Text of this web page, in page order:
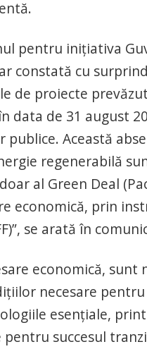
pentru inițiativa
constată cu
de proiecte
data de 31 august
Această
regenerabilă
al Green Deal
economică, prin
se arată în
economică, sunt
necesare
esențiale,
succesul